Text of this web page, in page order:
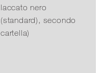
laccato nero
(standard), secondo
cartella)